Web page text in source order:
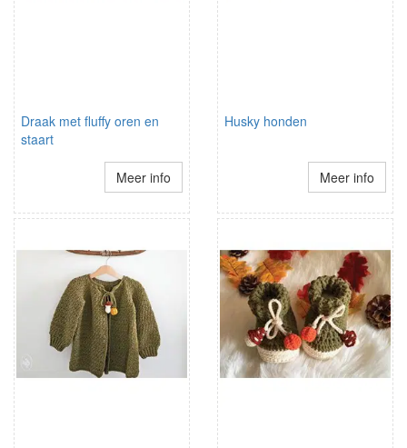
Draak met fluffy oren en
staart
Meer info
Husky honden
Meer info